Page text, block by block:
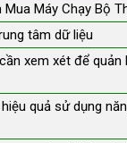
Mua Máy Chạy Bộ
tâm dữ liệu
xem xét để quản
quả sử dụng